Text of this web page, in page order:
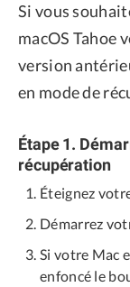
Si vous
macOS Tahoe
version
en mode de
Étape 1.
récupération
Éteignez
Démarrez
Si votre Mac
enfoncé le